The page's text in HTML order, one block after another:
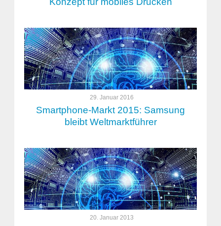
29. Januar 2016
Smartphone-Markt 2015: Samsung
bleibt Weltmarktführer
20. Januar 2013